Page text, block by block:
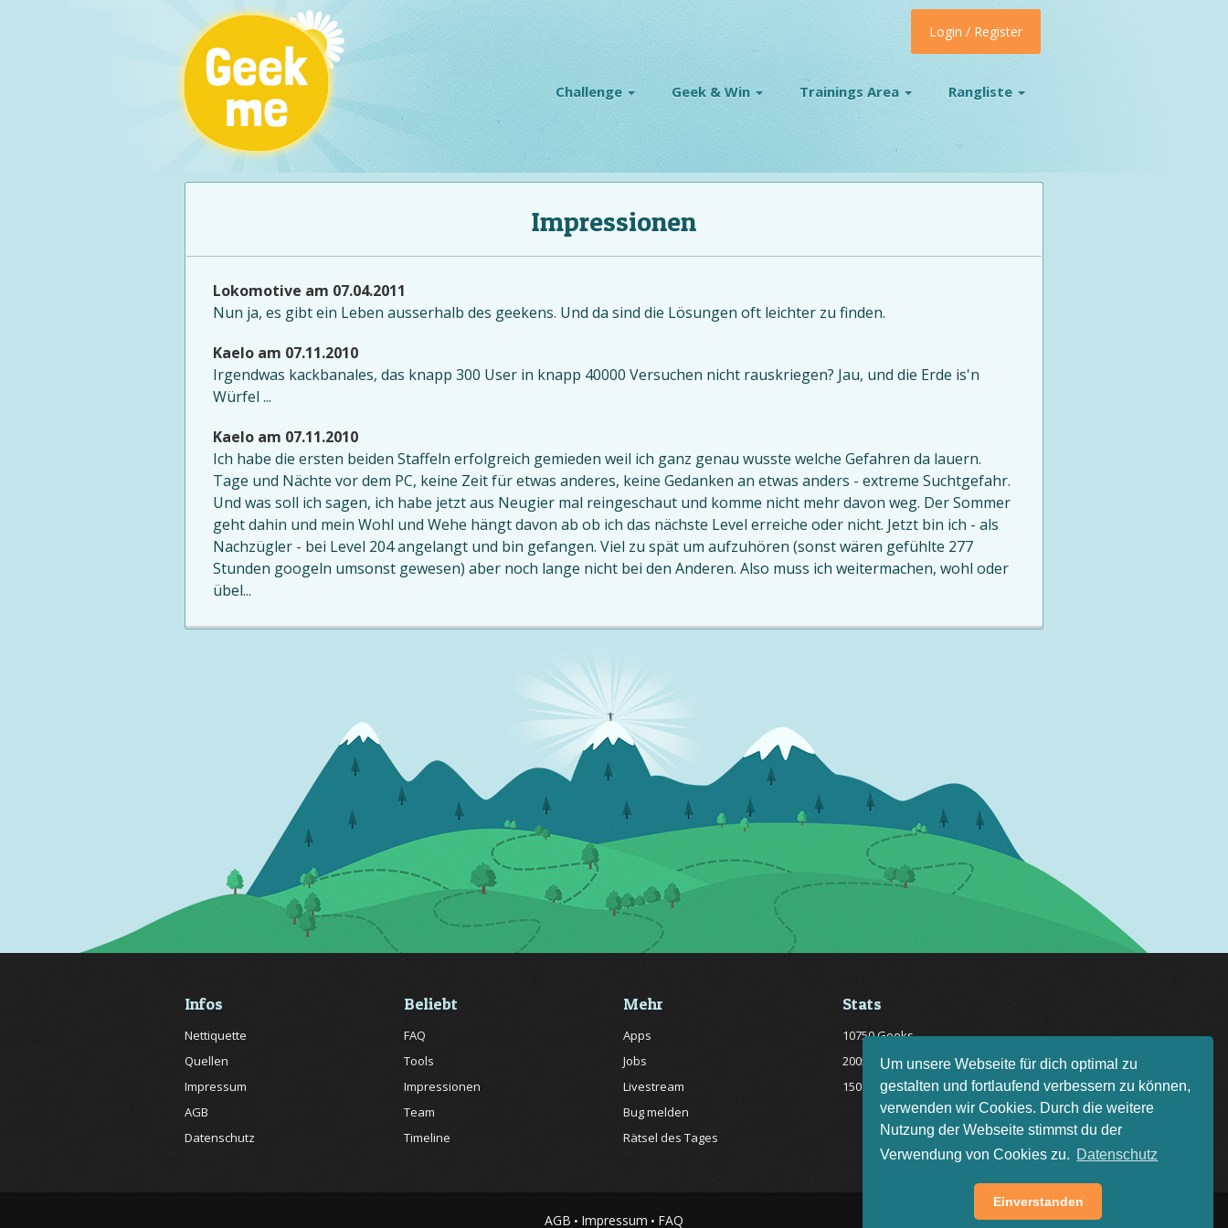
Um unsere Webseite für dich optimal zu
gestalten und fortlaufend verbessern zu können,
verwenden wir Cookies. Durch die weitere
Nutzung der Webseite stimmst du der
Verwendung von Cookies zu. Datenschutz
Einverstanden
Challenge Geek & Win Trainings Area Rangliste
Login / Register
Impressionen
Lokomotive am 07.04.2011
Nun ja, es gibt ein Leben ausserhalb des geekens. Und da sind die Lösungen oft leichter zu finden.
Kaelo am 07.11.2010
Irgendwas kackbanales, das knapp 300 User in knapp 40000 Versuchen nicht rauskriegen? Jau, und die Erde is'n
Würfel ...
Kaelo am 07.11.2010
Ich habe die ersten beiden Staffeln erfolgreich gemieden weil ich ganz genau wusste welche Gefahren da lauern.
Tage und Nächte vor dem PC, keine Zeit für etwas anderes, keine Gedanken an etwas anders - extreme Suchtgefahr.
Und was soll ich sagen, ich habe jetzt aus Neugier mal reingeschaut und komme nicht mehr davon weg. Der Sommer
geht dahin und mein Wohl und Wehe hängt davon ab ob ich das nächste Level erreiche oder nicht. Jetzt bin ich - als
Nachzügler - bei Level 204 angelangt und bin gefangen. Viel zu spät um aufzuhören (sonst wären gefühlte 277
Stunden googeln umsonst gewesen) aber noch lange nicht bei den Anderen. Also muss ich weitermachen, wohl oder
übel...
Infos
Nettiquette
Quellen
Impressum
AGB
Datenschutz
Beliebt
FAQ
Tools
Impressionen
Team
Timeline
Mehr
Apps
Jobs
Livestream
Bug melden
Rätsel des Tages
Stats
10750 Geeks
20057 Rätsel online
150 Quizfragen online
AGB • Impressum • FAQ